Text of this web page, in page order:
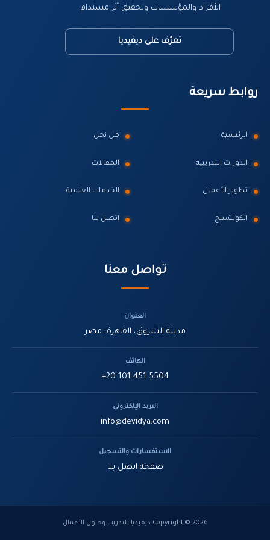
الأفراد والمؤسسات وتحقيق أثر مستدام.
تعرّف على ديفيديا
روابط سريعة
الرئيسية من نحن
الدورات التدريبية المقالات
تطوير الأعمال الخدمات العلمية
الكوتشينج اتصل بنا
تواصل معنا
العنوان
مدينة الشروق، القاهرة، مصر
الهاتف
+20 101 451 5504
البريد الإلكتروني
info@devidya.com
الاستفسارات والتسجيل
صفحة اتصل بنا
Copyright © 2026 ديفيديا للتدريب وحلول الأعمال